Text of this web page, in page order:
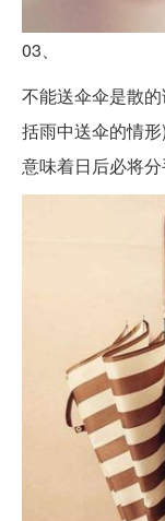
03、
不能送伞伞是散
括雨中送伞的情
意味着日后必将分